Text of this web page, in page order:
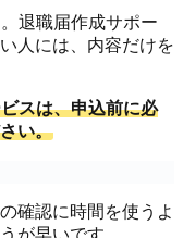
退職届作成サポー
人には、内容だけを
スは、申込前に必
い。
確認に時間を使うよ
が早いです。